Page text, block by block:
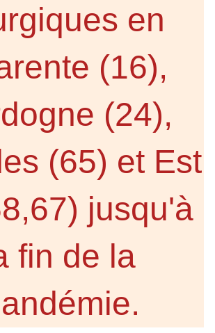
en
(16),
(24),
(65) et Est
jusqu'à
fin de la